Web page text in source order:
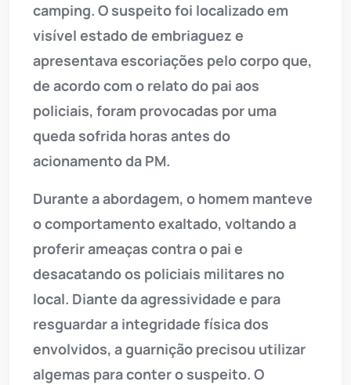
camping. O suspeito foi localizado em
visível estado de embriaguez e
apresentava escoriações pelo corpo que,
de acordo com o relato do pai aos
policiais, foram provocadas por uma
queda sofrida horas antes do
acionamento da PM.
Durante a abordagem, o homem manteve
o comportamento exaltado, voltando a
proferir ameaças contra o pai e
desacatando os policiais militares no
local. Diante da agressividade e para
resguardar a integridade física dos
envolvidos, a guarnição precisou utilizar
algemas para conter o suspeito. O